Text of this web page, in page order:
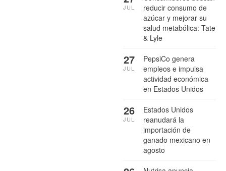
reducir consumo de
azúcar y mejorar su
salud metabólica: Tate
& Lyle
JUL
PepsiCo genera
empleos e impulsa
actividad económica
en Estados Unidos
27
JUL
Estados Unidos
reanudará la
importación de
ganado mexicano en
agosto
26
JUL